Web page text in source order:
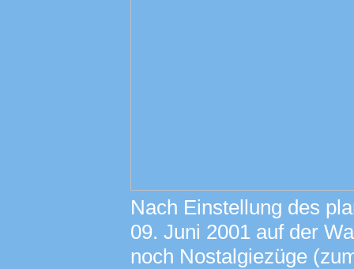
Nach Einstellung des
09. Juni 2001 auf der
noch Nostalgiezüge